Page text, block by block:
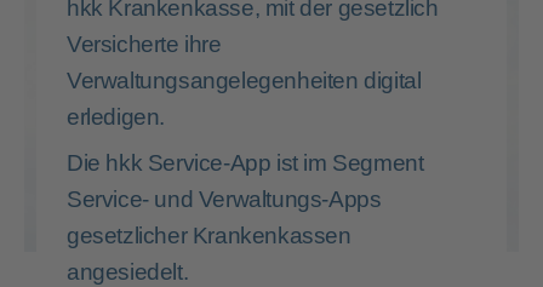
hkk Krankenkasse, mit der gesetzlich
Versicherte ihre
Verwaltungsangelegenheiten digital
erledigen.
Die hkk Service-App ist im Segment
Service- und Verwaltungs-Apps
gesetzlicher Krankenkassen
angesiedelt.